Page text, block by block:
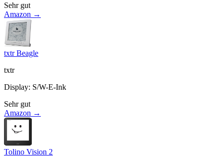
Sehr gut
Amazon →
txtr Beagle
txtr
Display: S/W-E-Ink
Sehr gut
Amazon →
Tolino Vision 2